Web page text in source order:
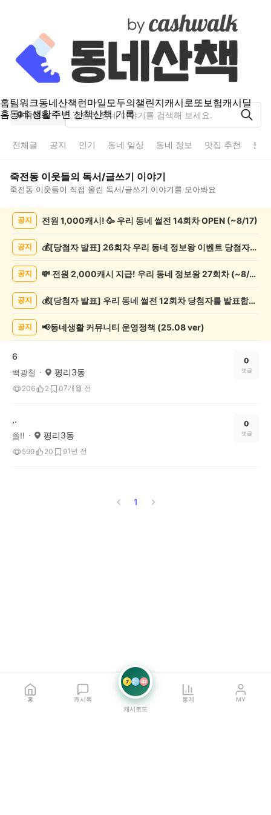
홈팀워크동네산책런마일모두의챌린지캐시로또보험캐시딜
홈동네 생활주변 산책산책 기록
죽전동
전체글 공지 인기 동네 일상 동네 정보 맛집 추천 분
죽전동 이웃들의 독서/글쓰기 이야기
죽전동 이웃들이 직접 올린 독서/글쓰기 이야기를 모아봐요
목
공지 전원 1,000캐시! 🥳 우리 동네 썰전 14회차 OPEN (~8/17)
공지 💰[당첨자 발표] 26회차 우리 동네 정보왕 이벤트 당첨자를 발표합니다!
공지 💸 전원 2,000캐시 지급! 우리 동네 정보왕 27회차 (~8/10)
공지 💰[당첨자 발표] 우리 동네 썰전 12회차 당첨자를 발표합니다!
공지 📢동네생활 커뮤니티 운영정책 (25.08 ver)
6
백광철 평리3동
206 2 07개월 전
0
댓글
,.
쏠!! 평리3동
599 20 91년 전
0
댓글
1
홈 캐시톡
7 21 42
캐시로또
통계 MY